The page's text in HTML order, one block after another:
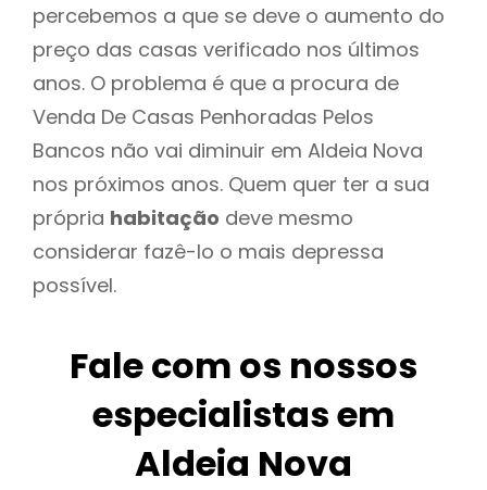
percebemos a que se deve o aumento do
preço das casas verificado nos últimos
anos. O problema é que a procura de
Venda De Casas Penhoradas Pelos
Bancos não vai diminuir em Aldeia Nova
nos próximos anos. Quem quer ter a sua
própria habitação deve mesmo
considerar fazê-lo o mais depressa
possível.
Fale com os nossos
especialistas em
Aldeia Nova